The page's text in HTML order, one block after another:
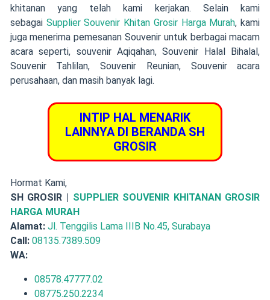
khitanan yang telah kami kerjakan. Selain kami
sebagai Supplier Souvenir Khitan Grosir Harga Murah, kami
juga menerima pemesanan Souvenir untuk berbagai macam
acara seperti, souvenir Aqiqahan, Souvenir Halal Bihalal,
Souvenir Tahlilan, Souvenir Reunian, Souvenir acara
perusahaan, dan masih banyak lagi.
INTIP HAL MENARIK
LAINNYA DI BERANDA SH
GROSIR
Hormat Kami,
SH GROSIR | SUPPLIER SOUVENIR KHITANAN GROSIR
HARGA MURAH
Alamat: Jl. Tenggilis Lama IIIB No.45, Surabaya
Call: 08135.7389.509
WA:
08578.47777.02
08775.250.2234